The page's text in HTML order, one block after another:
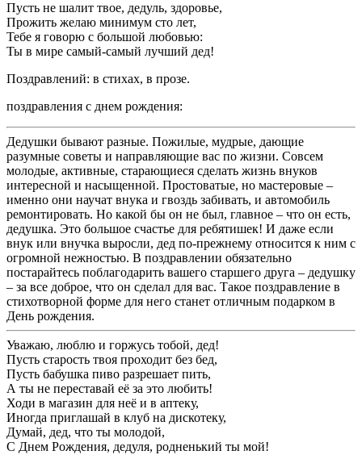
Пусть не шалит твое, дедуль, здоровье,
Прожить желаю минимум сто лет,
Тебе я говорю с большой любовью:
Ты в мире самый-самый лучший дед!
Поздравлений: в стихах, в прозе.
поздравления с днем рождения:
Дедушки бывают разные. Пожилые, мудрые, дающие
разумные советы и направляющие вас по жизни. Совсем
молодые, активные, старающиеся сделать жизнь внуков
интересной и насыщенной. Простоватые, но мастеровые –
именно они научат внука и гвоздь забивать, и автомобиль
ремонтировать. Но какой бы он не был, главное – что он есть,
дедушка. Это большое счастье для ребятишек! И даже если
внук или внучка выросли, дед по-прежнему относится к ним с
огромной нежностью. В поздравлении обязательно
постарайтесь поблагодарить вашего старшего друга – дедушку
– за все доброе, что он сделал для вас. Такое поздравление в
стихотворной форме для него станет отличным подарком в
День рождения.
Уважаю, люблю и горжусь тобой, дед!
Пусть старость твоя проходит без бед,
Пусть бабушка пиво разрешает пить,
А ты не переставай её за это любить!
Ходи в магазин для неё и в аптеку,
Иногда приглашай в клуб на дискотеку,
Думай, дед, что ты молодой,
С Днем Рождения, дедуля, родненький ты мой!